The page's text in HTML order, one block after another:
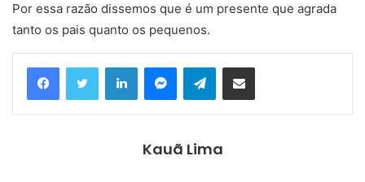
Por essa razão dissemos que é um presente que agrada
tanto os pais quanto os pequenos.
LinkedinMessengerTelegramCompartilhar via e-mail
Kauã Lima